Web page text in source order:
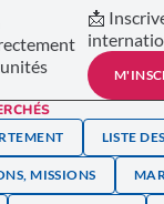
📩
LISTE
MISSIONS